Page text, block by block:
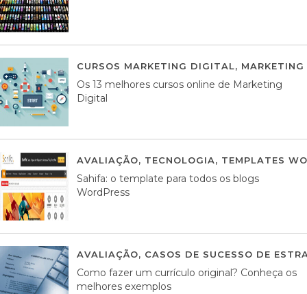
CURSOS MARKETING DIGITAL,
Os 13 melhores cursos online de Marketing
Digital
AVALIAÇÃO, TECNOLOGIA, TEMPLATES
Sahifa: o template para todos os blogs
WordPress
AVALIAÇÃO, CASOS DE SUCESSO DE
Como fazer um currículo original? Conheça os
melhores exemplos